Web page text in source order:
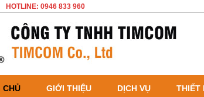
HOTLINE: 0946 833 960
CHỦ GIỚI THIỆU DỊCH VỤ THIẾT